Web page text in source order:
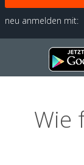
neu anmelden mit:
Wie